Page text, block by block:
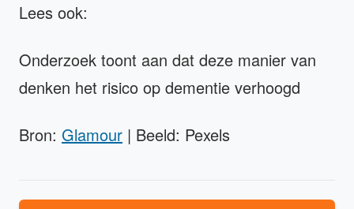
Lees ook:
Onderzoek toont aan dat deze manier van
denken het risico op dementie verhoogd
Bron: Glamour | Beeld: Pexels